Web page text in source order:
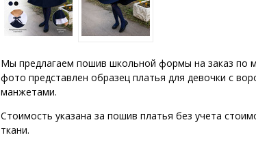
Мы предлагаем пошив школьной формы на заказ по
фото представлен образец платья для девочки с
манжетами.
Стоимость указана за пошив платья без учета
ткани.